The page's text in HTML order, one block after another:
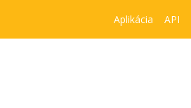
Aplikácia API